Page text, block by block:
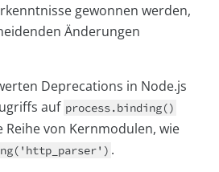
gewonnen werden,
Änderungen
Deprecations in Node.js
auf process.binding()
von Kernmodulen, wie
.